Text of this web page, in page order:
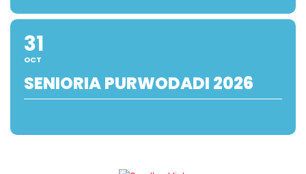
31
OCT
SENIORIA PURWODADI 2026